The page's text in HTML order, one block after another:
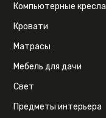
Компьютерные кресла
Кровати
Матрасы
Мебель для дачи
Свет
Предметы интерьера